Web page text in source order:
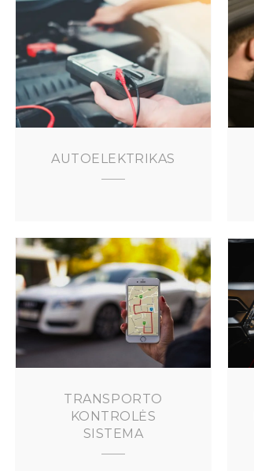
AUTOELEKTRIKAS
TRANSPORTO
KONTROLĖS
SISTEMA